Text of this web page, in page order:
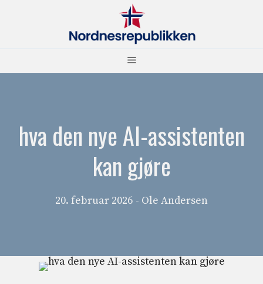
Meny
hva den nye AI-assistenten
kan gjøre
20. februar 2026 - Ole Andersen